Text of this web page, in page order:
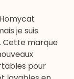
je suis
Cette marque
pour